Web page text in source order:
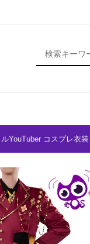
バーチャルYouTuber コスプレ衣装